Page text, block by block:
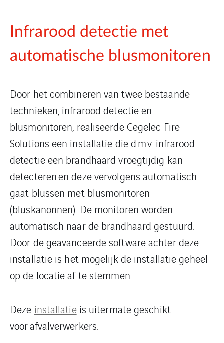
Infrarood detectie met
automatische blusmonitoren
Door het combineren van twee bestaande
technieken, infrarood detectie en
blusmonitoren, realiseerde Cegelec Fire
Solutions een installatie die d.m.v. infrarood
detectie een brandhaard vroegtijdig kan
detecteren en deze vervolgens automatisch
gaat blussen met blusmonitoren
(bluskanonnen). De monitoren worden
automatisch naar de brandhaard gestuurd.
Door de geavanceerde software achter deze
installatie is het mogelijk de installatie geheel
op de locatie af te stemmen.
Deze installatieis uitermate geschikt
voor afvalverwerkers.